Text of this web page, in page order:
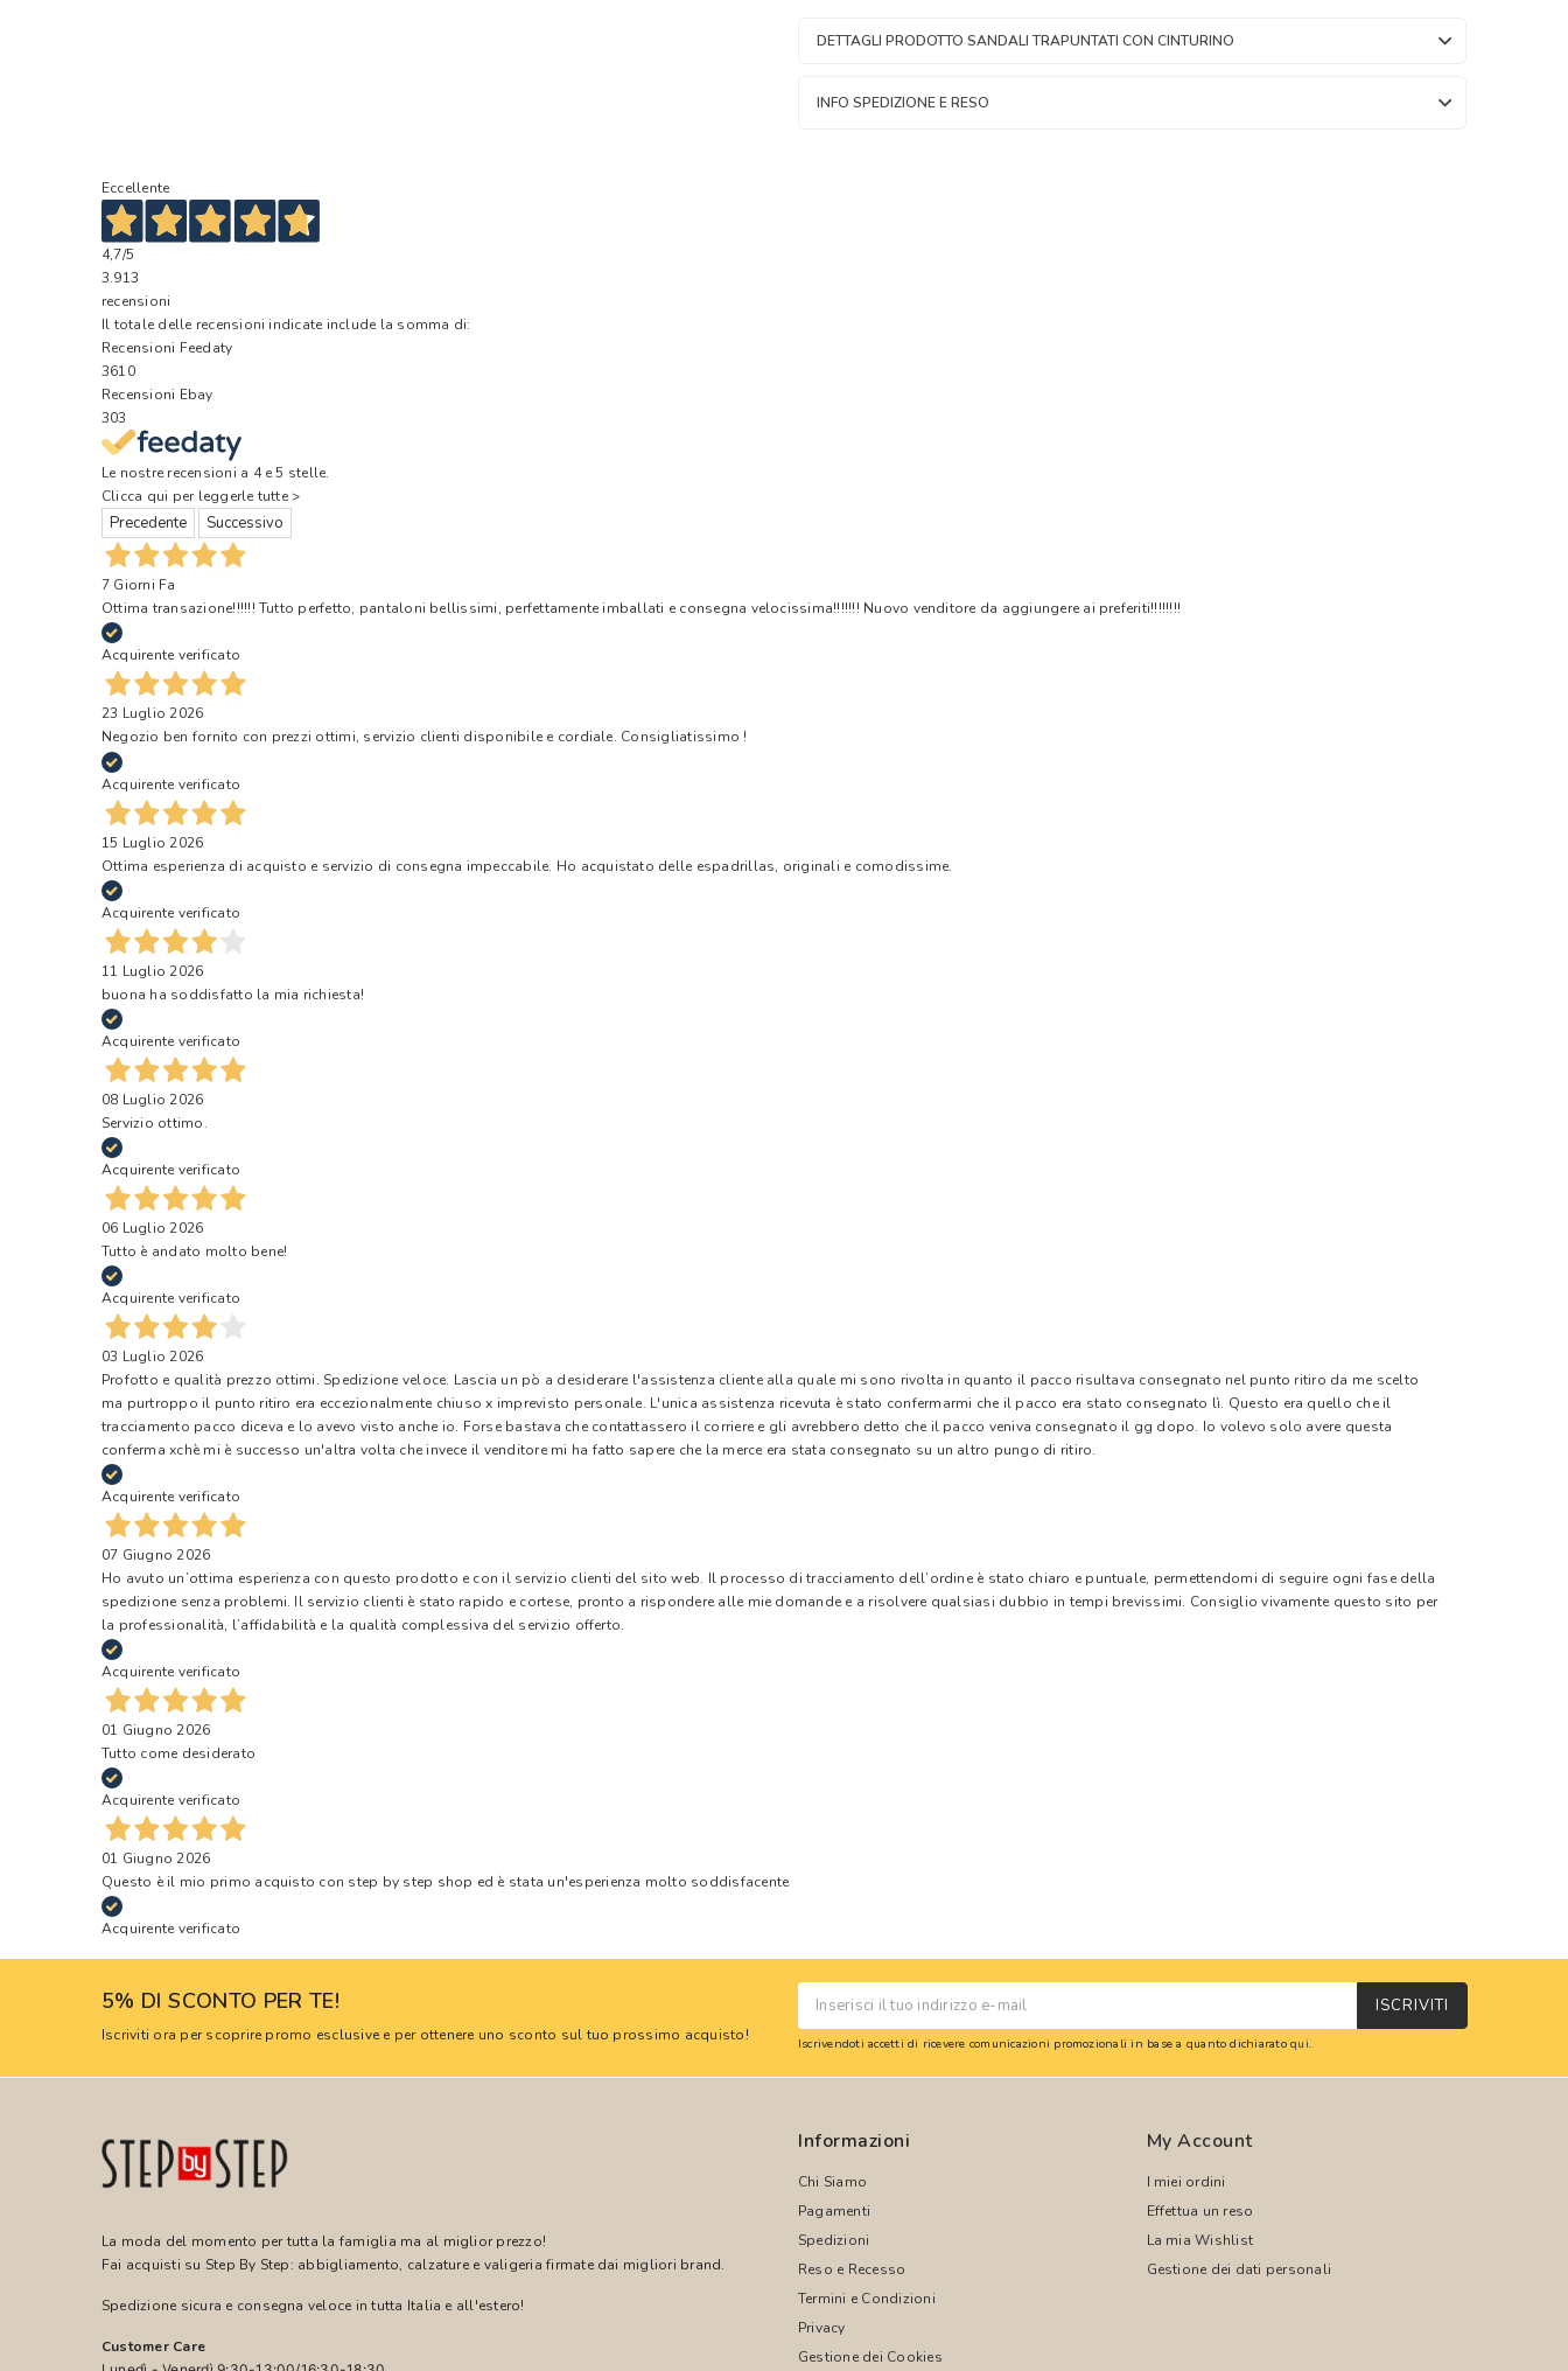
DETTAGLI PRODOTTO SANDALI TRAPUNTATI CON CINTURINO
INFO SPEDIZIONE E RESO
Eccellente
4,7/5
3.913
recensioni
Il totale delle recensioni indicate include la somma di:
Recensioni Feedaty
3610
Recensioni Ebay
303
Le nostre recensioni a 4 e 5 stelle.
Clicca qui per leggerle tutte >
Precedente Successivo
7 Giorni Fa
Ottima transazione!!!!!! Tutto perfetto, pantaloni bellissimi, perfettamente imballati e consegna velocissima!!!!!!! Nuovo venditore da aggiungere ai preferiti!!!!!!!!
Acquirente verificato
23 Luglio 2026
Negozio ben fornito con prezzi ottimi, servizio clienti disponibile e cordiale. Consigliatissimo !
Acquirente verificato
15 Luglio 2026
Ottima esperienza di acquisto e servizio di consegna impeccabile. Ho acquistato delle espadrillas, originali e comodissime.
Acquirente verificato
11 Luglio 2026
buona ha soddisfatto la mia richiesta!
Acquirente verificato
08 Luglio 2026
Servizio ottimo.
Acquirente verificato
06 Luglio 2026
Tutto è andato molto bene!
Acquirente verificato
03 Luglio 2026
Profotto e qualità prezzo ottimi. Spedizione veloce. Lascia un pò a desiderare l'assistenza cliente alla quale mi sono rivolta in quanto il pacco risultava consegnato nel punto ritiro da me scelto
ma purtroppo il punto ritiro era eccezionalmente chiuso x imprevisto personale. L'unica assistenza ricevuta è stato confermarmi che il pacco era stato consegnato lì. Questo era quello che il
tracciamento pacco diceva e lo avevo visto anche io. Forse bastava che contattassero il corriere e gli avrebbero detto che il pacco veniva consegnato il gg dopo. Io volevo solo avere questa
conferma xchè mi è successo un'altra volta che invece il venditore mi ha fatto sapere che la merce era stata consegnato su un altro pungo di ritiro.
Acquirente verificato
07 Giugno 2026
Ho avuto un’ottima esperienza con questo prodotto e con il servizio clienti del sito web. Il processo di tracciamento dell’ordine è stato chiaro e puntuale, permettendomi di seguire ogni fase della
spedizione senza problemi. Il servizio clienti è stato rapido e cortese, pronto a rispondere alle mie domande e a risolvere qualsiasi dubbio in tempi brevissimi. Consiglio vivamente questo sito per
la professionalità, l’affidabilità e la qualità complessiva del servizio offerto.
Acquirente verificato
01 Giugno 2026
Tutto come desiderato
Acquirente verificato
01 Giugno 2026
Questo è il mio primo acquisto con step by step shop ed è stata un'esperienza molto soddisfacente
Acquirente verificato
5% DI SCONTO PER TE!
Iscriviti ora per scoprire promo esclusive e per ottenere uno sconto sul tuo prossimo acquisto!
ISCRIVITI
Iscrivendoti accetti di ricevere comunicazioni promozionali in base a quanto dichiaratoqui.
La moda del momento per tutta la famiglia ma al miglior prezzo!
Fai acquisti su Step By Step: abbigliamento, calzature e valigeria firmate dai migliori brand.
Spedizione sicura e consegna veloce in tutta Italia e all'estero!
Customer Care
Informazioni
Chi Siamo
Pagamenti
Spedizioni
Reso e Recesso
Termini e Condizioni
Privacy
Gestione dei Cookies
My Account
I miei ordini
Effettua un reso
La mia Wishlist
Gestione dei dati personali